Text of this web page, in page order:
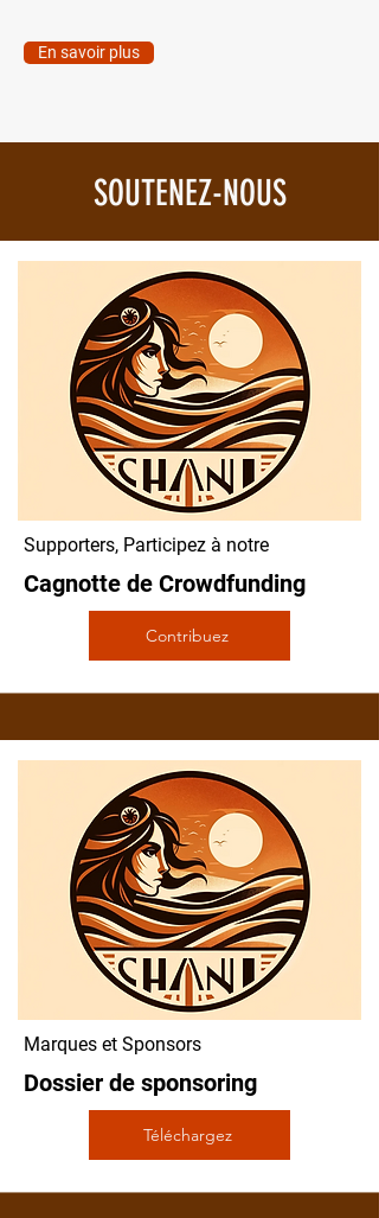
En savoir plus
SOUTENEZ-NOUS
Supporters, Participez à notre
Cagnotte de Crowdfunding
Contribuez
Marques et Sponsors
Dossier de sponsoring
Téléchargez